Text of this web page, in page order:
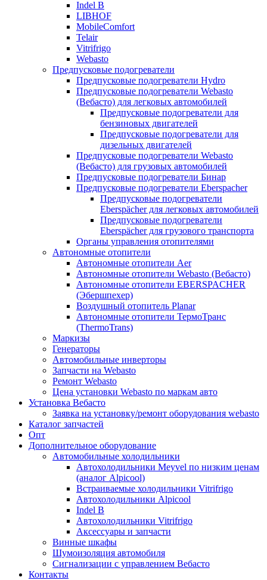
Indel B
LIBHOF
MobileComfort
Telair
Vitrifrigo
Webasto
Предпусковые подогреватели
Предпусковые подогреватели Hydro
Предпусковые подогреватели Webasto
(Вебасто) для легковых автомобилей
Предпусковые подогреватели для
бензиновых двигателей
Предпусковые подогреватели для
дизельных двигателей
Предпусковые подогреватели Webasto
(Вебасто) для грузовых автомобилей
Предпусковые подогреватели Бинар
Предпусковые подогреватели Eberspacher
Предпусковые подогреватели
Eberspächer для легковых автомобилей
Предпусковые подогреватели
Eberspächer для грузового транспорта
Органы управления отопителями
Автономные отопители
Автономные отопители Аer
Автономные отопители Webasto (Вебасто)
Автономные отопители EBERSPACHER
(Эбершпехер)
Воздушный отопитель Planar
Автономные отопители ТермоТранс
(ThermoTrans)
Маркизы
Генераторы
Автомобильные инверторы
Запчасти на Webasto
Ремонт Webasto
Цена установки Webasto по маркам авто
Установка Вебасто
Заявка на установку/ремонт оборудования webasto
Каталог запчастей
Опт
Дополнительное оборудование
Автомобильные холодильники
Автохолодильники Meyvel по низким ценам
(аналог Alpicool)
Встраиваемые холодильники Vitrifrigo
Автохолодильники Alpicool
Indel B
Автохолодильники Vitrifrigo
Аксессуары и запчасти
Винные шкафы
Шумоизоляция автомобиля
Сигнализации с управлением Вебасто
Контакты